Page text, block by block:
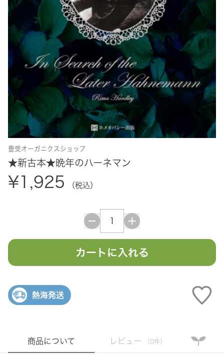
豊受オーガニクスショップ
★新古本★晩年のハーネマン
¥1,925 （税込）
カートに入れる
熱海発送
商品について レビュー （0件）